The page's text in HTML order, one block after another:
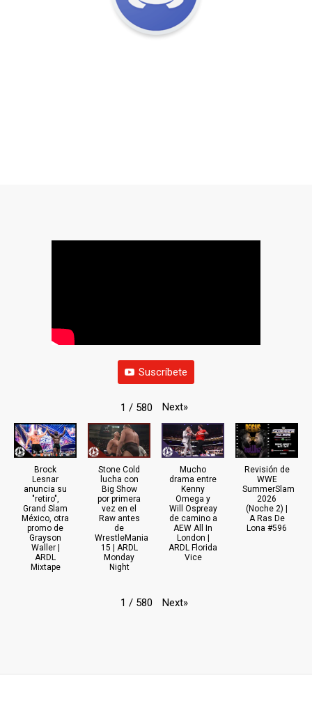
Suscríbete
1 / 580 Next»
Brock
Lesnar
anuncia su
"retiro",
Grand Slam
México, otra
promo de
Grayson
Waller |
ARDL
Mixtape
Stone Cold
lucha con
Big Show
por primera
vez en el
Raw antes
de
WrestleMania
15 | ARDL
Monday
Night
Mucho
drama entre
Kenny
Omega y
Will Ospreay
de camino a
AEW All In
London |
ARDL Florida
Vice
Revisión de
WWE
SummerSlam
2026
(Noche 2) |
A Ras De
Lona #596
1 / 580 Next»